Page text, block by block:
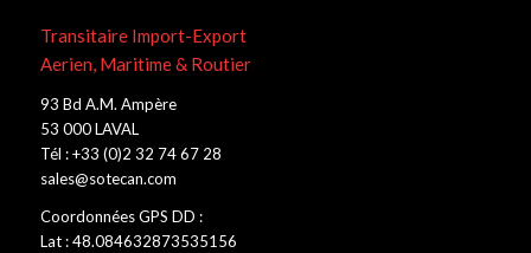
Transitaire Import-Export
Aerien, Maritime & Routier
93 Bd A.M. Ampère
53 000 LAVAL
Tél : +33 (0)2 32 74 67 28
sales@sotecan.com
Coordonnées GPS DD :
Lat : 48.084632873535156